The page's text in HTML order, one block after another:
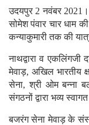
उदयपुर 2 नवंबर
सोमेश पंवार चार धाम
कन्याकुमारी तक की
नाथद्वारा व
मेवाड़, अखिल भारतीय
सेना, श्री ओम बन्ना
संगठनों द्वारा भव्य
बजरंग सेना मेवाड़ के